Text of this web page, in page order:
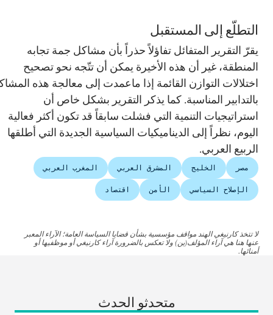
التطلّع إلى المستقبل
يقرّ التقرير المتفائل تفاؤلاً حذراً بأن مشاكل جمة تجابه
المنطقة، غير أن هذه الأخيرة يمكن أن تتّجه نحو تصحيح
اختلالات التوازن القائمة إذا ماعمدت إلى معالجة هذه المشاكل
بالتدابير المناسبة. كما يذكر التقرير بشكل خاص أن
استراتيجيات التنمية التي فشلت سابقاً قد تكون أكثر فعالية
اليوم، نظراً إلى الديناميكيات السياسية الجديدة التي أطلقها
الربيع العربي.
مصر الخليج المشرق العربي المغرب العربي
الإصلاح السياسي الأمن اقتصاد
لا تتخذ كارنيغي الهند مواقف مؤسسية بشأن قضايا السياسة العامة؛ الآراء المعبر
عنها هنا هي آراء المؤلف(ين) ولا تعكس بالضرورة آراء كارنيغي أو موظفيها أو
أمنائها.
متحدثو الحدث